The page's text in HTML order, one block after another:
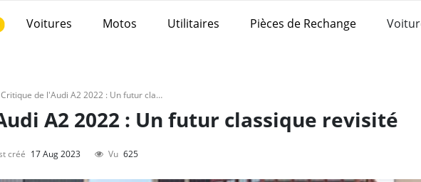
Voitures Motos Utilitaires Pièces de Rechange
Critique de l'Audi A2 2022 : Un futur classique revisité
A2 2022 : Un futur classique revisité
créé 17 Aug 2023 Vu 625